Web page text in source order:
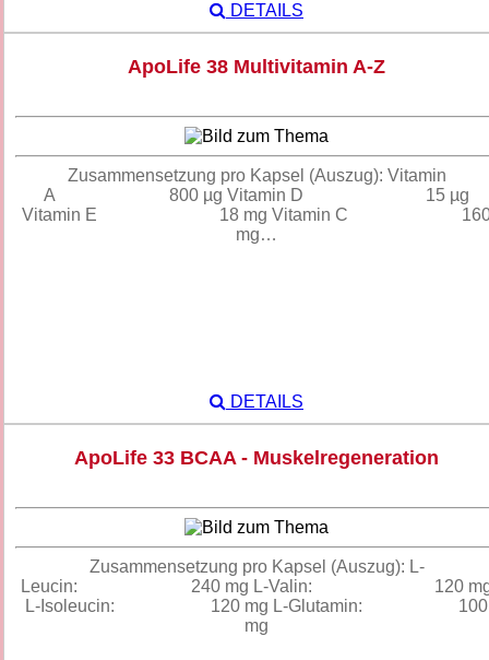
DETAILS
ApoLife 38 Multivitamin A-Z
Zusammensetzung pro Kapsel (Auszug): Vitamin
A 800 µg Vitamin D 15 µg
Vitamin E 18 mg Vitamin C
mg…
DETAILS
ApoLife 33 BCAA - Muskelregeneration
Zusammensetzung pro Kapsel (Auszug): L-
Leucin: 240 mg L-Valin: 120
L-Isoleucin: 120 mg L-Glutamin: 100
mg